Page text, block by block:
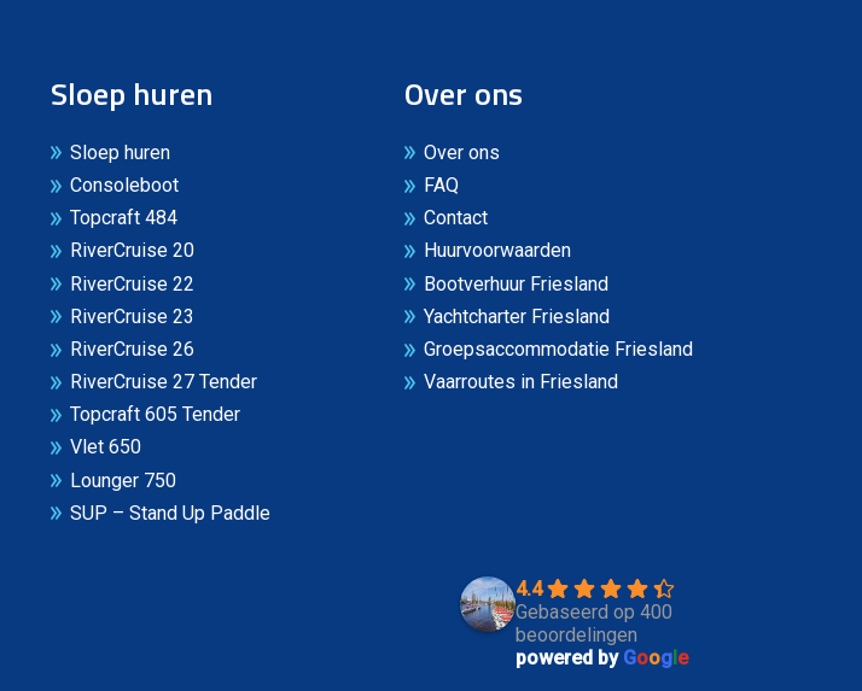
Sloep huren
Sloep huren
Consoleboot
Topcraft 484
RiverCruise 20
RiverCruise 22
RiverCruise 23
RiverCruise 26
RiverCruise 27 Tender
Topcraft 605 Tender
Vlet 650
Lounger 750
SUP – Stand Up Paddle
Over ons
Over ons
FAQ
Contact
Huurvoorwaarden
Bootverhuur Friesland
Yachtcharter Friesland
Groepsaccommodatie Friesland
Vaarroutes in Friesland
4.4
Gebaseerd op 400
beoordelingen
powered by Goog e